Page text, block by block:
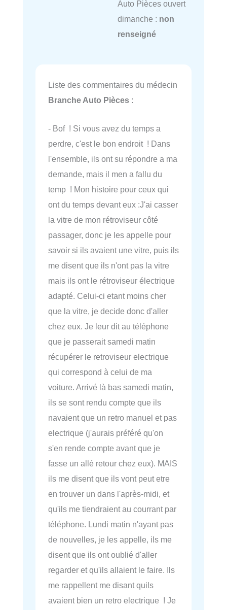
Auto Pièces ouvert
dimanche : non
renseigné
Liste des commentaires du médecin
Branche Auto Pièces :
- Bof ! Si vous avez du temps a
perdre, c'est le bon endroit ! Dans
l'ensemble, ils ont su répondre a ma
demande, mais il men a fallu du
temp ! Mon histoire pour ceux qui
ont du temps devant eux :J'ai casser
la vitre de mon rétroviseur côté
passager, donc je les appelle pour
savoir si ils avaient une vitre, puis ils
me disent que ils n'ont pas la vitre
mais ils ont le rétroviseur électrique
adapté. Celui-ci etant moins cher
que la vitre, je decide donc d'aller
chez eux. Je leur dit au téléphone
que je passerait samedi matin
récupérer le retroviseur electrique
qui correspond à celui de ma
voiture. Arrivé là bas samedi matin,
ils se sont rendu compte que ils
navaient que un retro manuel et pas
electrique (j'aurais préféré qu'on
s'en rende compte avant que je
fasse un allé retour chez eux). MAIS
ils me disent que ils vont peut etre
en trouver un dans l'après-midi, et
qu'ils me tiendraient au courrant par
téléphone. Lundi matin n'ayant pas
de nouvelles, je les appelle, ils me
disent que ils ont oublié d'aller
regarder et qu'ils allaient le faire. Ils
me rappellent me disant quils
avaient bien un retro electrique ! Je